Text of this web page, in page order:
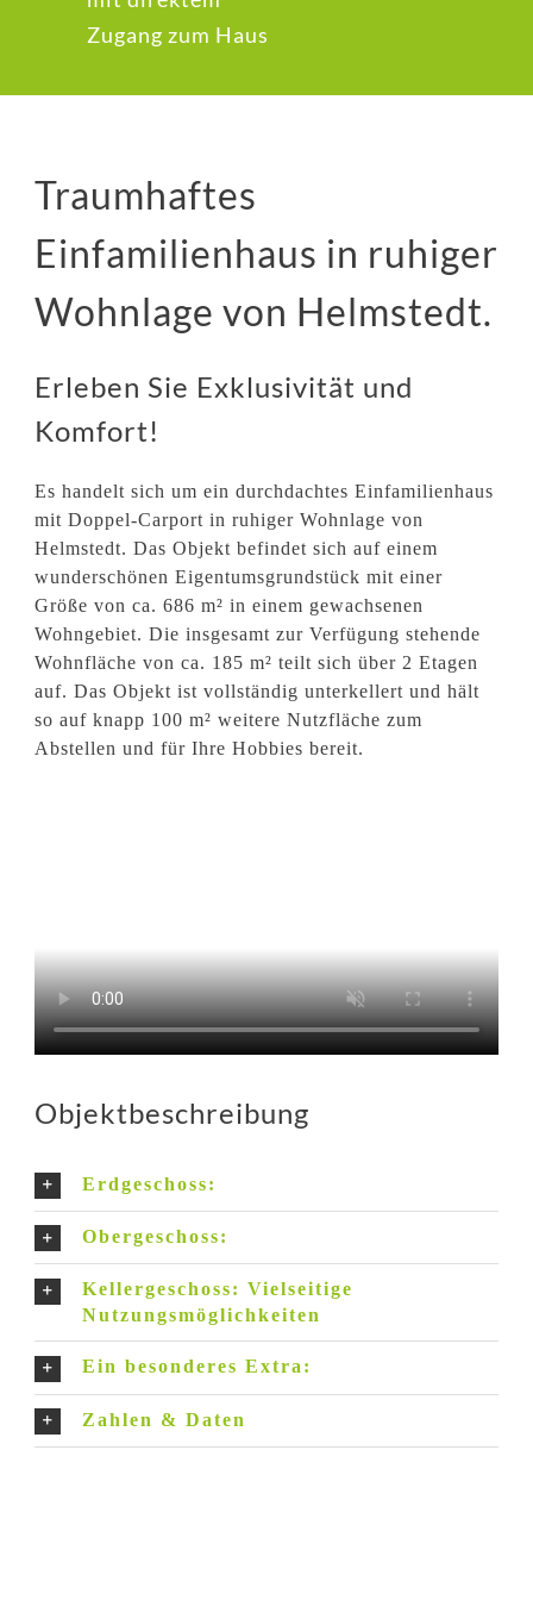
Zugang zum Haus
Traumhaftes
Einfamilienhaus in ruhiger
Wohnlage von Helmstedt.
Erleben Sie Exklusivität und
Komfort!
Es handelt sich um ein durchdachtes Einfamilienhaus
mit Doppel-Carport in ruhiger Wohnlage von
Helmstedt. Das Objekt befindet sich auf einem
wunderschönen Eigentumsgrundstück mit einer
Größe von ca. 686 m² in einem gewachsenen
Wohngebiet. Die insgesamt zur Verfügung stehende
Wohnfläche von ca. 185 m² teilt sich über 2 Etagen
auf. Das Objekt ist vollständig unterkellert und hält
so auf knapp 100 m² weitere Nutzfläche zum
Abstellen und für Ihre Hobbies bereit.
Objektbeschreibung
Erdgeschoss:
Obergeschoss:
Kellergeschoss: Vielseitige
Nutzungsmöglichkeiten
Ein besonderes Extra:
Zahlen & Daten